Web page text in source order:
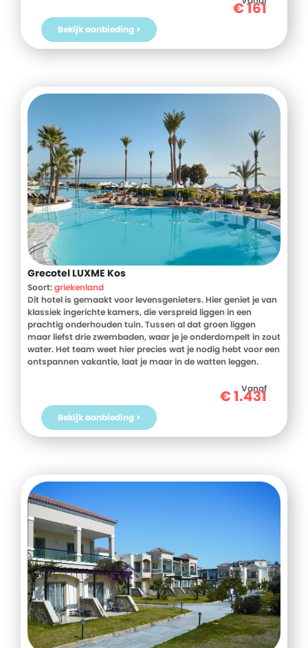
€161
Bekijk aanbieding >
Grecotel LUXME Kos
Soort:griekenland
Dit hotel is gemaakt voor levensgenieters. Hier geniet je van
klassiek ingerichte kamers, die verspreid liggen in een
prachtig onderhouden tuin. Tussen al dat groen liggen
maar liefst drie zwembaden, waar je je onderdompelt in zout
water. Het team weet hier precies wat je nodig hebt voor een
ontspannen vakantie, laat je maar in de watten leggen.
Vanaf
€1.431
Bekijk aanbieding >